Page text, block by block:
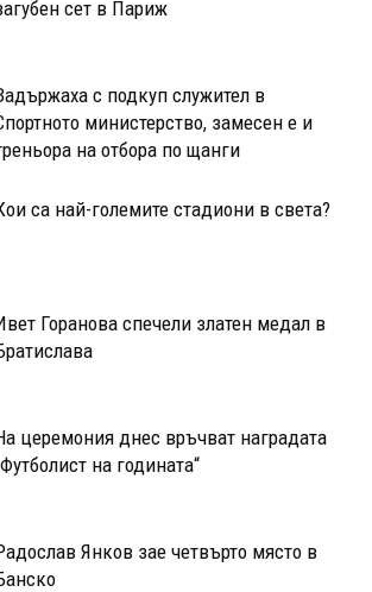
сет в Париж
с подкуп служител в
министерство, замесен е и
на отбора по щанги
са най-големите стадиони в света?
Горанова спечели златен медал в
церемония днес връчват наградата
на годината“
Янков зае четвърто място в